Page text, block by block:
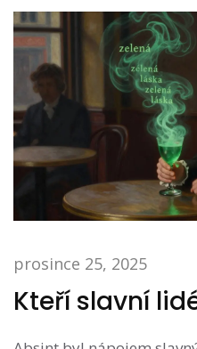
prosince 25, 2025
Kteří slavní